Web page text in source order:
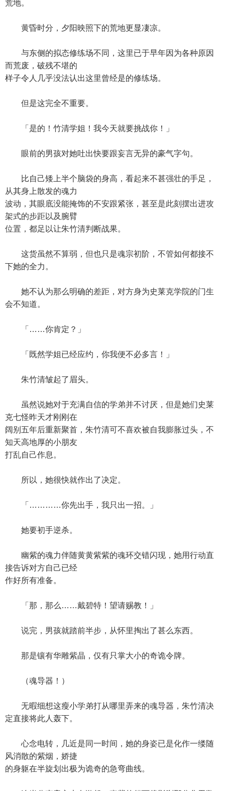
荒地。
黄昏时分，夕阳映照下的荒地更显凄凉。
与东侧的拟态修练场不同，这里已于早年因为各种原因
而荒废，破残不堪的
样子令人几乎没法认出这里曾经是的修练场。
但是这完全不重要。
「是的！竹清学姐！我今天就要挑战你！」
眼前的男孩对她吐出快要跟妄言无异的豪气字句。
比自己矮上半个脑袋的身高，看起来不甚强壮的手足，
从其身上散发的魂力
波动，其眼底没能掩饰的不安跟紧张，甚至是此刻摆出进攻
架式的步距以及腕臂
位置，都足以让朱竹清判断战果。
这货虽然不算弱，但也只是魂宗初阶，不管如何都接不
下她的全力。
她不认为那么明确的差距，对方身为史莱克学院的门生
会不知道。
「……你肯定？」
「既然学姐已经应约，你我便不必多言！」
朱竹清皱起了眉头。
虽然说她对于充满自信的学弟并不讨厌，但是她们史莱
克七怪昨天才刚刚在
阔别五年后重新聚首，朱竹清可不喜欢被自我膨胀过头，不
知天高地厚的小朋友
打乱自己作息。
所以，她很快就作出了决定。
「…………你先出手，我只出一招。」
她要初手逆杀。
幽紫的魂力伴随黄黄紫紫的魂环交错闪现，她用行动直
接告诉对方自己已经
作好所有准备。
「那，那么……戴碧特！望请赐教！」
说完，男孩就踏前半步，从怀里掏出了甚么东西。
那是镶有华雕紫晶，仅有只掌大小的奇诡令牌。
（魂导器！）
无暇细想这瘦小学弟打从哪里弄来的魂导器，朱竹清决
定直接将此人轰下。
心念电转，几近是同一时间，她的身姿已是化作一缕随
风消散的紫烟，娇捷
的身躯在半旋划出极为诡奇的急弯曲线。